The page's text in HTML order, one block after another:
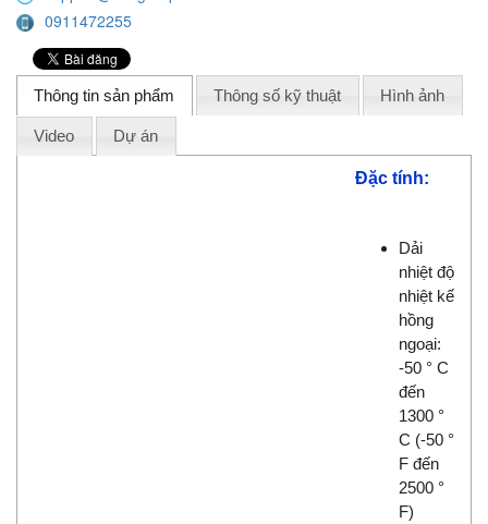
0911472255
Thông tin sản phẩm Thông số kỹ thuật Hình ảnh
Video Dự án
Đặc tính:
Dải
nhiệt độ
nhiệt kế
hồng
ngoại:
-50 ° C
đến
1300 °
C (-50 °
F đến
2500 °
F)